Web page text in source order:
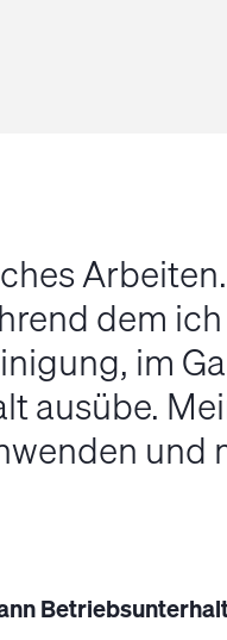
dem
im
ausübe.
und